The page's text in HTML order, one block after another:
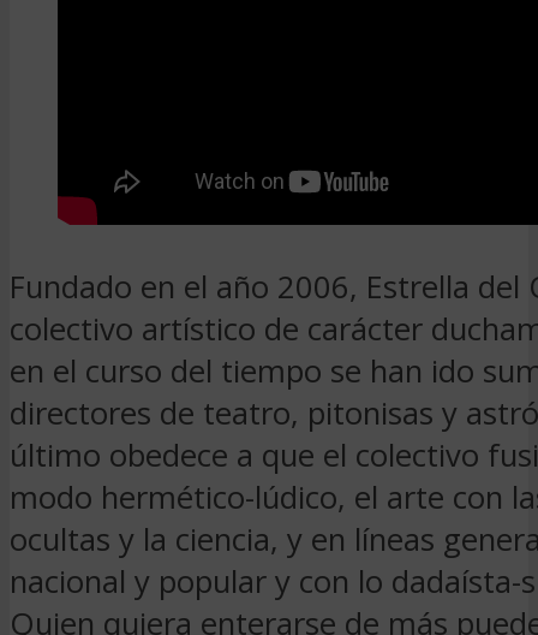
Fundado en el año 2006, Estrella del
colectivo artístico de carácter
en el curso del tiempo se han ido
directores de teatro, pitonisas y
último obedece a que el colectivo
modo hermético-lúdico, el arte con
ocultas y la ciencia, y en líneas
nacional y popular y con lo dadaísta-
Quien quiera enterarse de más